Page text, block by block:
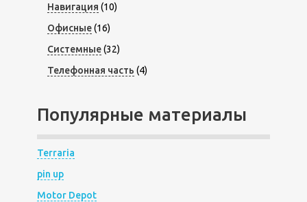
Навигация (10)
Офисные(16)
Системные(32)
Телефонная часть (4)
Популярные материалы
Terraria
pin up
Motor Depot